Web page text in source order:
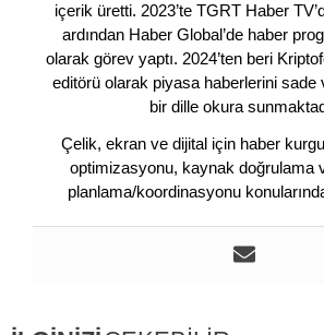
içerik üretti. 2023’te TGRT Haber
ardından Haber Global’de haber
olarak görev yaptı. 2024’ten beri
editörü olarak piyasa haberlerini sade
bir dille okura
Çelik, ekran ve dijital için haber
optimizasyonu, kaynak doğrulama
planlama/koordinasyonu